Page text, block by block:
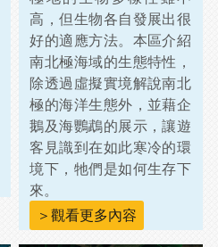
高，但生物各自發展出很
好的適應方法。本區介紹
南北極海域的生態特性，
除透過虛擬實境解說南北
極的海洋生態外，並藉企
鵝及海鸚鵡的展示，讓遊
客見識到在如此寒冷的環
境下，牠們是如何生存下
來。
＞觀看更多內容